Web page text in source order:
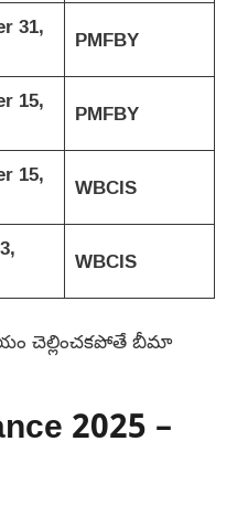
31,
PMFBY
15,
PMFBY
15,
WBCIS
WBCIS
చెల్లించకపోతే బీమా
2025 –